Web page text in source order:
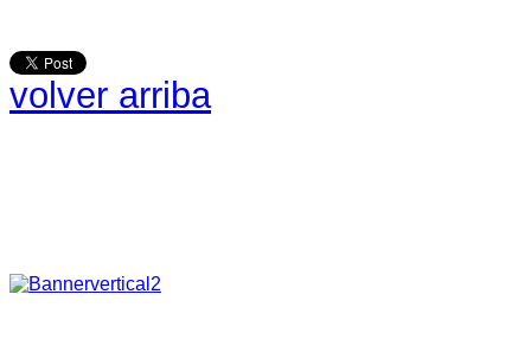
volver arriba